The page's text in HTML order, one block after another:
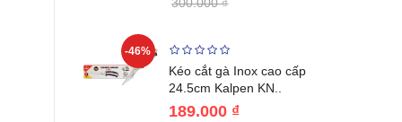
-46%
Kéo cắt gà Inox cao cấp
24.5cm Kalpen KN..
189.000 ₫